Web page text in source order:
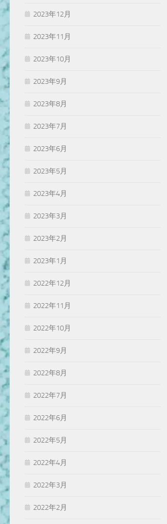
2023年12月
2023年11月
2023年10月
2023年9月
2023年8月
2023年7月
2023年6月
2023年5月
2023年4月
2023年3月
2023年2月
2023年1月
2022年12月
2022年11月
2022年10月
2022年9月
2022年8月
2022年7月
2022年6月
2022年5月
2022年4月
2022年3月
2022年2月